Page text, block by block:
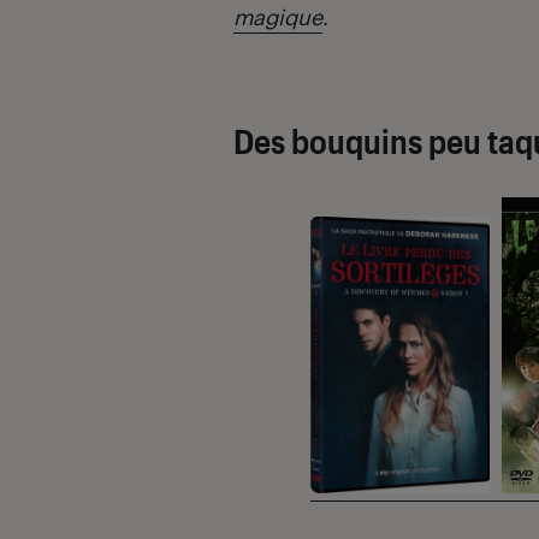
magique.
Des bouquins peu